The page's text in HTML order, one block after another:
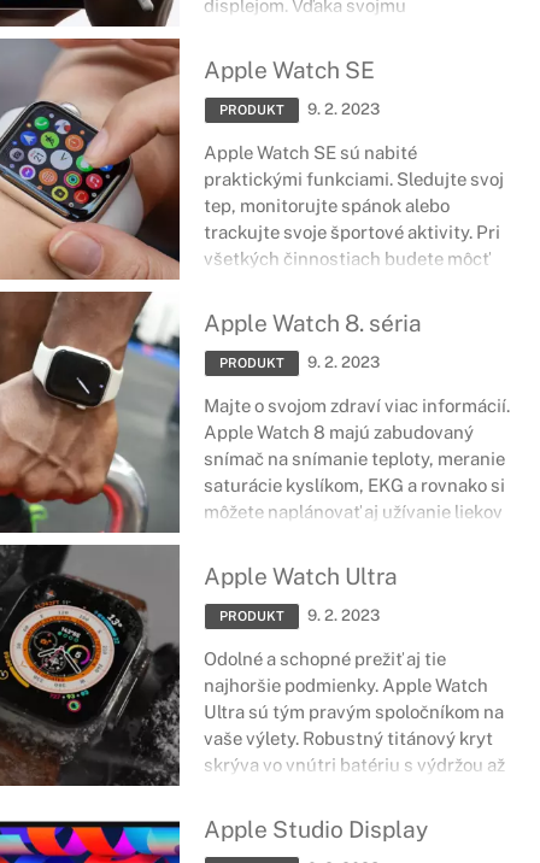
displejom. Vďaka svojmu
všade, a napriek svojím rozmerom
neprichádza o výkon. Aj keď je malý, je
rovnako výkonný ako jeho väčší
zamilujete na prvý pohľad.
Apple Watch SE
PRODUKT 9. 2. 2023
Apple Watch SE sú nabité
praktickými funkciami. Sledujte svoj
tep, monitorujte spánok alebo
trackujte svoje športové aktivity. Pri
všetkých činnostiach budete môcť
naplno venovať tomu čo práve robíte.
Vyberte si z troch farebných
prevedení a zlaďte k nim remienok,
Apple Watch 8. séria
PRODUKT 9. 2. 2023
Majte o svojom zdraví viac informácií.
Apple Watch 8 majú zabudovaný
snímač na snímanie teploty, meranie
saturácie kyslíkom, EKG a rovnako si
môžete naplánovať aj užívanie liekov
vás postarajú. Navyše majú
zabudované tiesňové volania SOS a
inteligentnú aplikáciu, ktorá je v
pomoc.
Apple Watch Ultra
PRODUKT 9. 2. 2023
Odolné a schopné prežiť aj tie
najhoršie podmienky. Apple Watch
Ultra sú tým pravým spoločníkom na
vaše výlety. Robustný titánový kryt
skrýva vo vnútri batériu s výdržou až
dvojfrekvenčné GPS. Žite športom
naplno a vychutnajte si každý zážitok
Apple Studio Display